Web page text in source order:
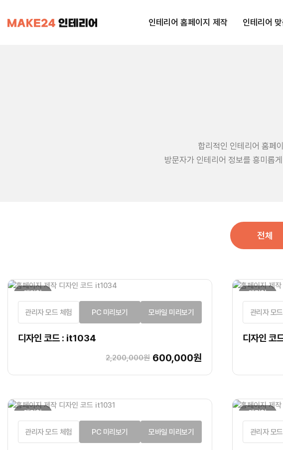
인테리어 홈페이지 제작 인테리어
합리적인 인테리어 홈페
방문자가 인테리어 정보를 흥미롭
전체
랜딩형
관리자 모드 체험 PC 미리보기 모바일 미리보기
디자인 코드 : it1034
2,200,000원 600,000원
랜딩형
관리자 모
디자인
랜딩형
관리자 모드 체험 PC 미리보기 모바일 미리보기
랜딩형
관리자 모